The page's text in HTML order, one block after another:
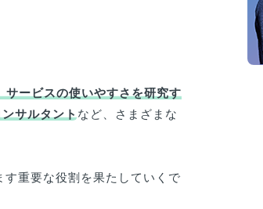
ービスの使いやすさを研究す
サルタント など、さまざまな
重要な役割を果たしていくで